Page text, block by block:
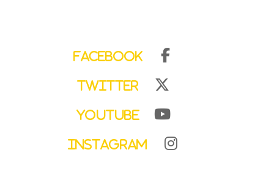
Facebook
Twitter
YouTube
Instagram